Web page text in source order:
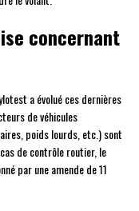
concernant
a évolué ces dernières
de véhicules
poids lourds, etc.) sont
de contrôle routier, le
par une amende de 11